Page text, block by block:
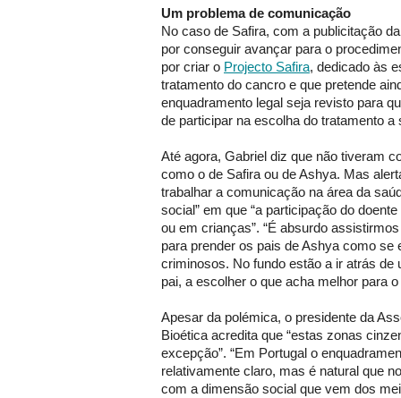
Um problema de comunicação
No caso de Safira, com a publicitação
por conseguir avançar para o
por criar o Projecto Safira, dedicado às
tratamento do cancro e que pretende
enquadramento legal seja revisto para
de participar na escolha do tratamento a
Até agora, Gabriel diz que não tiveram
como o de Safira ou de Ashya. Mas
trabalhar a comunicação na área da
social” em que “a participação do
ou em crianças”. “É absurdo
para prender os pais de Ashya como se
criminosos. No fundo estão a ir atrás de
pai, a escolher o que acha melhor para
Apesar da polémica, o presidente da
Bioética acredita que “estas zonas
excepção”. “Em Portugal o
relativamente claro, mas é natural que
com a dimensão social que vem dos